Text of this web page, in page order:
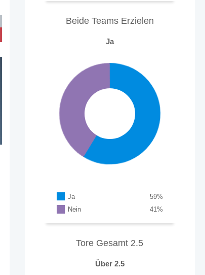
Beide Teams Erzielen
Ja
Ja %
59
Nein
%
41
Tore Gesamt 2.5
Über 2.5